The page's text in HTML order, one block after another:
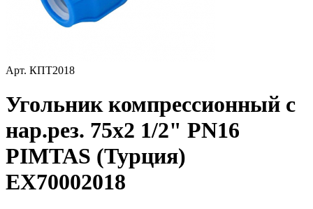
Арт. КПТ2018
Угольник компрессионный с
нар.рез. 75х2 1/2" PN16
PIMTAS (Турция)
EX70002018